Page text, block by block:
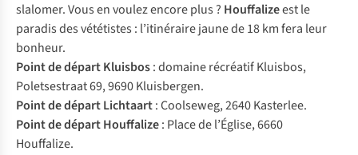
slalomer. Vous en voulez encore plus ? Houffalizeest le
paradis des vététistes : l’itinéraire jaune de 18 km fera leur
bonheur.
Point de départ Kluisbos: domaine récréatif Kluisbos,
Poletsestraat 69, 9690 Kluisbergen.
Point de départ Lichtaart: Coolseweg, 2640 Kasterlee.
Point de départ Houffalize: Place de l’Église, 6660
Houffalize.